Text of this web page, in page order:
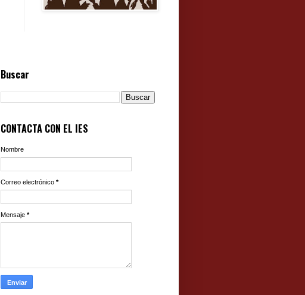
Buscar
CONTACTA CON EL IES
Nombre
Correo electrónico *
Mensaje *